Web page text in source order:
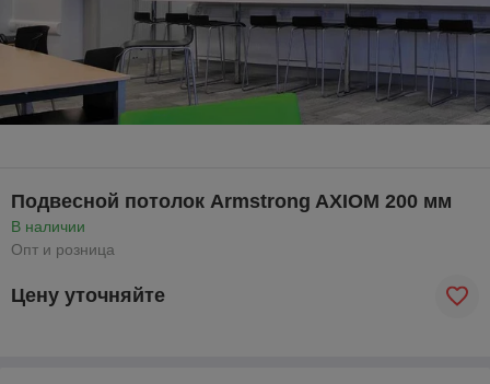
Подвесной потолок Armstrong AXIOM 200 мм
В наличии
Опт и розница
Цену уточняйте